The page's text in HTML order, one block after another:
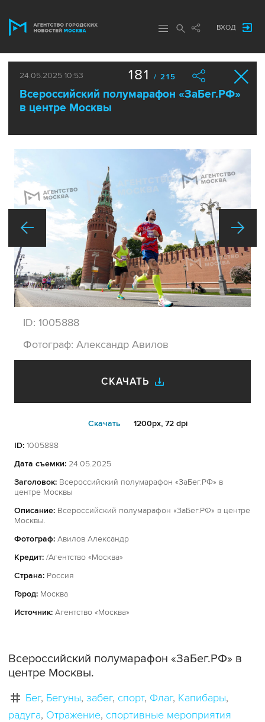
ВХОД
24.05.2025 10:53
Всероссийский полумарафон «ЗаБег.РФ»
в центре Москвы
181 / 215
ID: 1005888
Фотограф: Александр Авилов
СКАЧАТЬ
Cкачать 1200px, 72 dpi
ID: 1005888
Дата съемки: 24.05.2025
Заголовок: Всероссийский полумарафон «ЗаБег.РФ» в
центре Москвы
Описание: Всероссийский полумарафон «ЗаБег.РФ» в центре
Москвы.
Фотограф: Авилов Александр
Кредит: /Агентство «Москва»
Страна: Россия
Город: Москва
Источник: Агентство «Москва»
Всероссийский полумарафон «ЗаБег.РФ» в
центре Москвы.
Бег Бегуны забег спорт Флаг Капибары
радуга Отражение спортивные мероприятия